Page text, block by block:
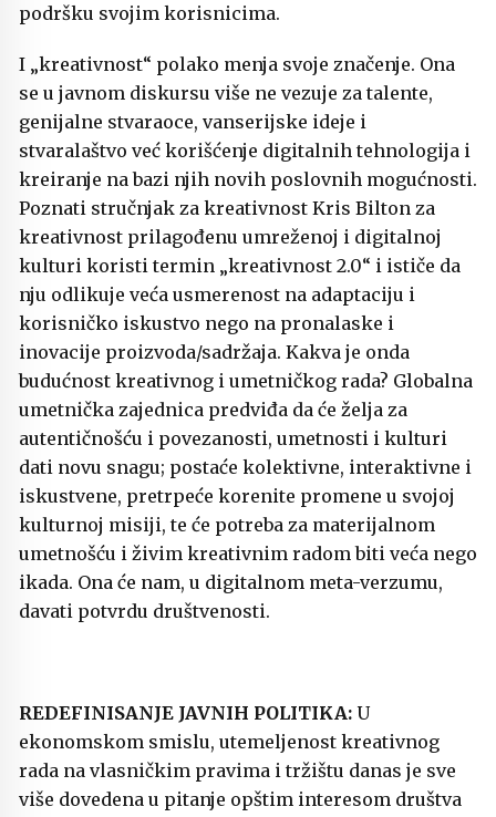
podršku svojim korisnicima.
I „kreativnost“ polako menja svoje značenje. Ona
se u javnom diskursu više ne vezuje za talente,
genijalne stvaraoce, vanserijske ideje i
stvaralaštvo već korišćenje digitalnih tehnologija i
kreiranje na bazi njih novih poslovnih mogućnosti.
Poznati stručnjak za kreativnost Kris Bilton za
kreativnost prilagođenu umreženoj i digitalnoj
kulturi koristi termin „kreativnost 2.0“ i ističe da
nju odlikuje veća usmerenost na adaptaciju i
korisničko iskustvo nego na pronalaske i
inovacije proizvoda/sadržaja. Kakva je onda
budućnost kreativnog i umetničkog rada? Globalna
umetnička zajednica predviđa da će želja za
autentičnošću i povezanosti, umetnosti i kulturi
dati novu snagu; postaće kolektivne, interaktivne i
iskustvene, pretrpeće korenite promene u svojoj
kulturnoj misiji, te će potreba za materijalnom
umetnošću i živim kreativnim radom biti veća nego
ikada. Ona će nam, u digitalnom meta-verzumu,
davati potvrdu društvenosti.
REDEFINISANJE JAVNIH POLITIKA: U
ekonomskom smislu, utemeljenost kreativnog
rada na vlasničkim pravima i tržištu danas je sve
više dovedena u pitanje opštim interesom društva